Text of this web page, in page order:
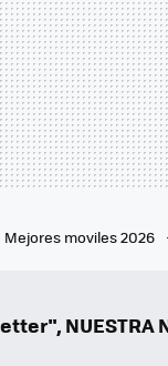
Mejores moviles 2026
NUESTRA